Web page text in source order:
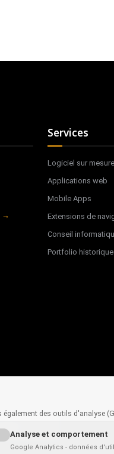
→
Services
Logiciel sur mesure
Applications web
Mobile Apps
Extensions de
Conseil
Portfolio historique
des outils d'analyse
Analyse et comportement
Google Analytics - données